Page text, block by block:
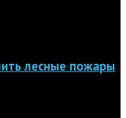
лесные пожары